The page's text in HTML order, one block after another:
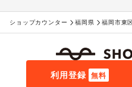
ショップカウンター 福岡県 福岡市東
利用登録 無料